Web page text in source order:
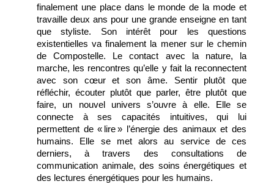
finalement une place dans le monde de la mode et
travaille deux ans pour une grande enseigne en tant
que styliste. Son intérêt pour les questions
existentielles va finalement la mener sur le chemin
de Compostelle. Le contact avec la nature, la
marche, les rencontres qu’elle y fait la reconnectent
avec son cœur et son âme. Sentir plutôt que
réfléchir, écouter plutôt que parler, être plutôt que
faire, un nouvel univers s’ouvre à elle. Elle se
connecte à ses capacités intuitives, qui lui
permettent de « lire » l’énergie des animaux et des
humains. Elle se met alors au service de ces
derniers, à travers des consultations de
communication animale, des soins énergétiques et
des lectures énergétiques pour les humains.